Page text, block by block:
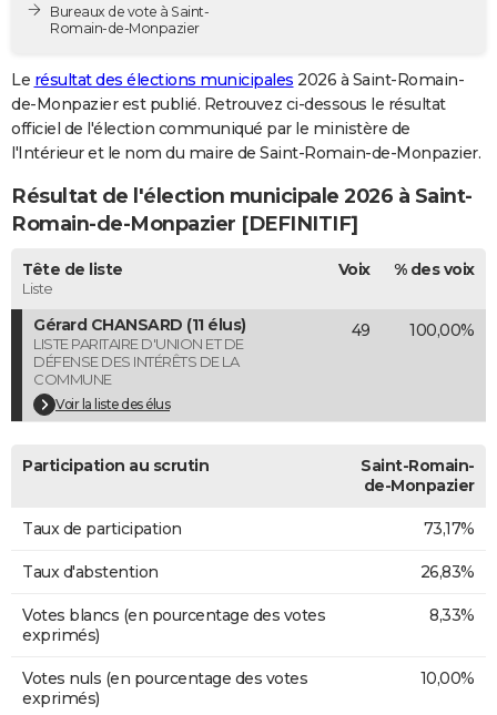
Destinations
City break
Voyage nature
Voyage de noces
Forum
PHOTO
GUIDES D'ACHAT
BONS PLANS
CARTE DE VOEUX
Carte de Noël
Carte Bonne année
Carte Saint-Valentin
Carte Pâques
Carte d'anniversaire
DICTIONNAIRE
COPAINS D'AVANT
S'inscrire
Se connecter
Lycées
Collèges
Primaires
Universités
Entreprises
Service militaire
Avis de recherche
AVIS DE DÉCÈS
FORUM
Bricolage
Lifestyle
Culture
Sport
Auto
Television
Voyage
Cinema
Bureaux de vote à Saint-
Romain-de-Monpazier
Le résultat des élections municipales 2026 à Saint-Romain-
de-Monpazier est publié. Retrouvez ci-dessous le résultat
officiel de l'élection communiqué par le ministère de
l'Intérieur et le nom du maire de Saint-Romain-de-Monpazier.
Résultat de l'élection municipale 2026 à Saint-
Romain-de-Monpazier [DEFINITIF]
Tête de liste
Liste
Voix % des voix
Gérard CHANSARD (11 élus)
LISTE PARITAIRE D'UNION ET DE
DÉFENSE DES INTÉRÊTS DE LA
COMMUNE
Voir la liste des élus
49 100,00%
Participation au scrutin
Saint-Romain-
de-Monpazier
Taux de participation 73,17%
Taux d'abstention 26,83%
Votes blancs (en pourcentage des votes
exprimés)
8,33%
Votes nuls (en pourcentage des votes
exprimés)
10,00%